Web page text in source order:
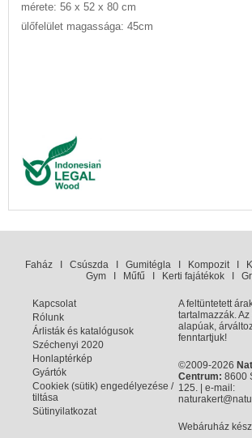
mérete: 56 x 52 x 80 cm
ülőfelület magassága: 45cm
FaházI CsúszdaI GumitéglaI KompozitI
GymI Műfű Kerti fajátékokI
Kapcsolat
Rólunk
Árlisták és katalógusok
Széchenyi 2020
Honlaptérkép
Gyártók
Cookiek (sütik) engedélyezése /
tiltása
Sütinyilatkozat
A feltüntetett
tartalmazzák.
alapúak,
fenntartjuk!
©2009-2026
Centrum: 8600
125. | e-mail:
Webáruház